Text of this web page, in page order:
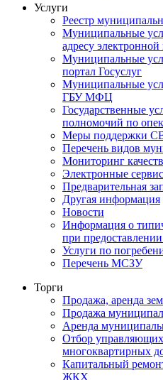
Услуги
Реестр
Муниципальные
адресу
Муниципальные
портал Госуслуг
Муниципальные
ГБУ МФЦ
Государственные
полномочий по
Меры поддержки
Перечень видов
Мониторинг
Электронные
Предварительная
Другая информация
Новости
Информация о
при
Услуги по
Перечень МСЗУ
Торги
Продажа, аренда
Продажа
Аренда
Отбор
многоквартирных
Капитальный
ЖКХ